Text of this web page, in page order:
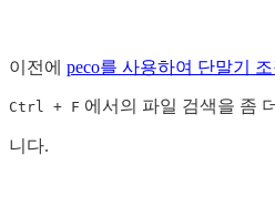
이전에 peco를 사용하여 단말기
Ctrl + F 에서의 파일 검색을 좀
니다.